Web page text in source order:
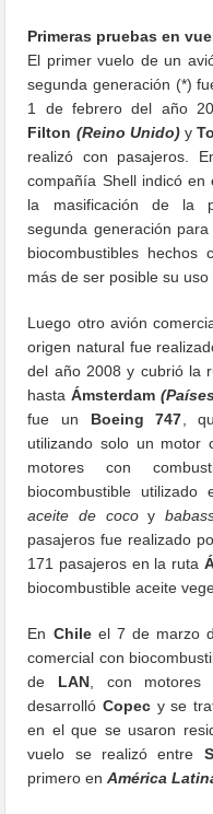
Primeras pruebas en
El primer vuelo de un
segunda generación (*)
1 de febrero del año
Filton (Reino Unido)y
realizó con pasajeros.
compañía Shell indicó en
la masificación de la
segunda generación
biocombustibles
más de ser posible su uso
Luego otro avión
origen natural fue
del año 2008 y cubrió la
hasta Ámsterdam
fue un Boeing 747 ,
utilizando solo un motor
motores con
biocombustible
aceite de cocoy
pasajeros fue realizado
171 pasajeros en la ruta
biocombustible aceite
En Chileel 7 de marzo
comercial con
de LAN , con motores
desarrolló Copec y se
en el que se usaron
vuelo se realizó entre
primero enAmérica